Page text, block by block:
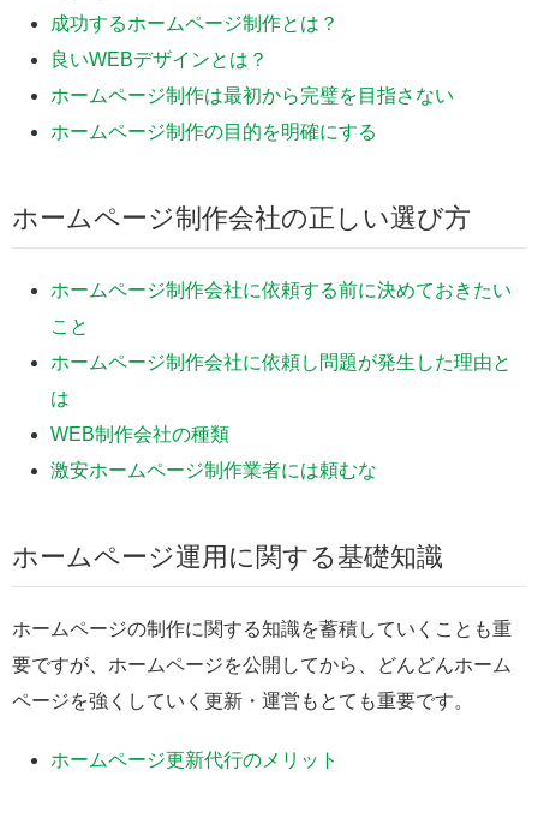
成功するホームページ制作とは？
良いWEBデザインとは？
ホームページ制作は最初から完璧を目指さない
ホームページ制作の目的を明確にする
ホームページ制作会社の正しい選び方
ホームページ制作会社に依頼する前に決めておきたい
こと
ホームページ制作会社に依頼し問題が発生した理由と
は
WEB制作会社の種類
激安ホームページ制作業者には頼むな
ホームページ運用に関する基礎知識
ホームページの制作に関する知識を蓄積していくことも重
要ですが、ホームページを公開してから、どんどんホーム
ページを強くしていく更新・運営もとても重要です。
ホームページ更新代行のメリット